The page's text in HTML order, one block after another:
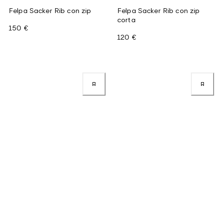
Felpa Sacker Rib con zip
150 €
Felpa Sacker Rib con zip
corta
120 €